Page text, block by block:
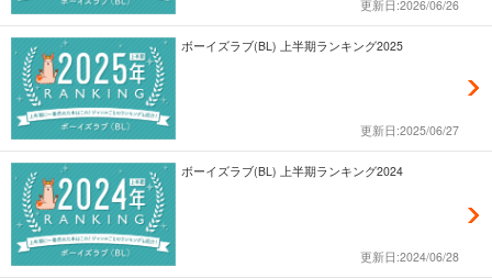
更新日:2026/06/26
ボーイズラブ(BL) 上半期ランキング2025
更新日:2025/06/27
ボーイズラブ(BL) 上半期ランキング2024
更新日:2024/06/28